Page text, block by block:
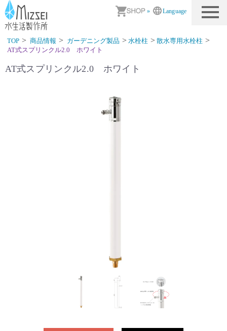
» Language
商品情報｜水生活製作所
TOP 商品情報 ガーデニング製品 水栓柱
散水専用水栓柱
AT式スプリンクル2.0 ホワイト
AT式スプリンクル2.0 ホワイト